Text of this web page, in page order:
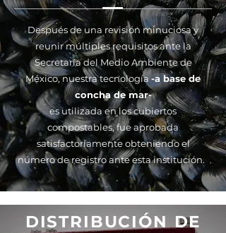
Después de una revisión minuciosa y
reunir múltiples requisitos ante la
Secretaría del Medio Ambiente de
México, nuestra tecnología-a base de
concha de mar-
es utilizada en los cubiertos
compostables, fue aprobada
satisfactoriamente obteniendo el
número de registro ante esta institución.
09-21
DISTRIBUCIÓN DE